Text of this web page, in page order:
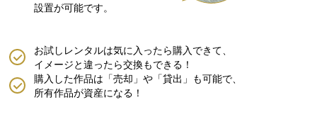
設置が可能です。
購入した作品は「売却」や「貸出」も可能で、
所有作品が資産になる！
お試しレンタルは気に入ったら購入できて、
イメージと違ったら交換もできる！